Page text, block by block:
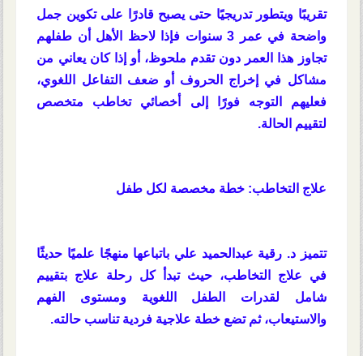
تقريبًا ويتطور تدريجيًا حتى يصبح قادرًا على تكوين جمل
واضحة في عمر 3 سنوات فإذا لاحظ الأهل أن طفلهم
تجاوز هذا العمر دون تقدم ملحوظ، أو إذا كان يعاني من
مشاكل في إخراج الحروف أو ضعف التفاعل اللغوي،
فعليهم التوجه فورًا إلى أخصائي تخاطب متخصص
لتقييم الحالة.
علاج التخاطب: خطة مخصصة لكل طفل
تتميز د. رقية عبدالحميد علي باتباعها منهجًا علميًا حديثًا
في علاج التخاطب، حيث تبدأ كل رحلة علاج بتقييم
شامل لقدرات الطفل اللغوية ومستوى الفهم
والاستيعاب، ثم تضع خطة علاجية فردية تناسب حالته.